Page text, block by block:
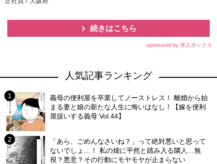
続きはこちら
sponsored by 求人ボックス
人気記事ランキング
義母の便利屋を卒業してノーストレス！ 離婚から始
まる妻と娘の新たな人生に悔いはなし！【嫁を便利
屋扱いする義母 Vol.44】
「あら、ごめんなさいね？」って絶対悪いと思って
ないでしょ…！ 私の畑に平然と踏み入る隣人…無
視？悪意？その行動にモヤモヤが止まらない